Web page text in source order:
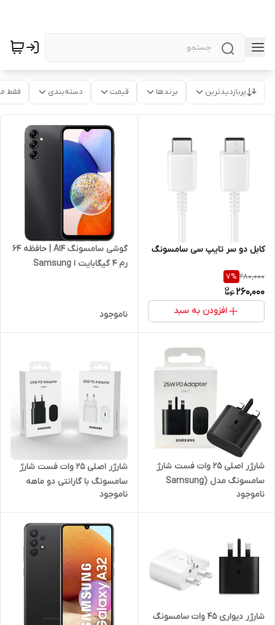
پربازدیدترین برندها قیمت دسته‌بندی فقط
کابل دو سر تایپ سی سامسونگ
280,000
7%
260,000
افزودن به سبد
گوشی سامسونگ A14 | حافظه 64
رم 4 گیگابایت ا Samsung
ناموجود
شارژر اصلی 25 وات فست شارژ
سامسونگ مدل (Samsung
25W USB-C (EP-TA800
ناموجود
شارژر اصلی 25 وات فست شارژ
سامسونگ با گارانتی دو ماهه
ناموجود
شارژر دیواری 45 وات سامسونگ